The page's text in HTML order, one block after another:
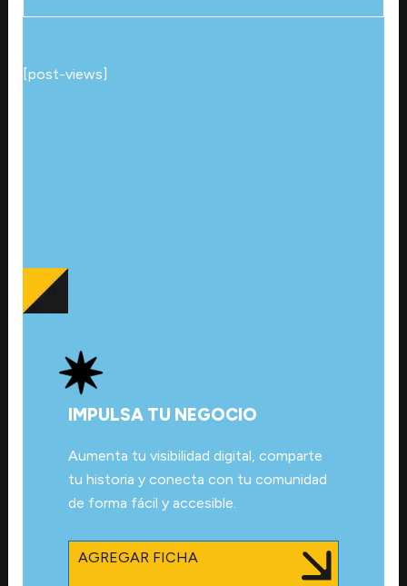
[post-views]
IMPULSA TU NEGOCIO
Aumenta tu visibilidad digital, comparte
tu historia y conecta con tu comunidad
de forma fácil y accesible.
AGREGAR FICHA